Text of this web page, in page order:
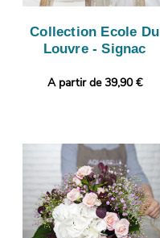
Collection Ecole Du
Louvre - Signac
A partir de 39,90 €